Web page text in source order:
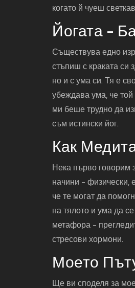
когато й чуеш
Йогата -
Съществува едно
стъпиш с краката си
но и с ума си. Тя е
убеждава ума, че
ми беше трудно да
съм истински йог.
Как
Нека първо говорим
начини - физически,
че те могат да
на тялото и ума да
метафора -
стресови хормони.
Моето
Ще ви споделя за